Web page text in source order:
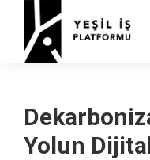
Yolun